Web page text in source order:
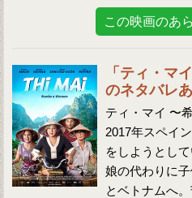
この映画のあ
「ティ・マ
のネタバレ
ティ・マイ 〜
2017年スペイ
をしようとし
娘の代わりに
とベトナムへ